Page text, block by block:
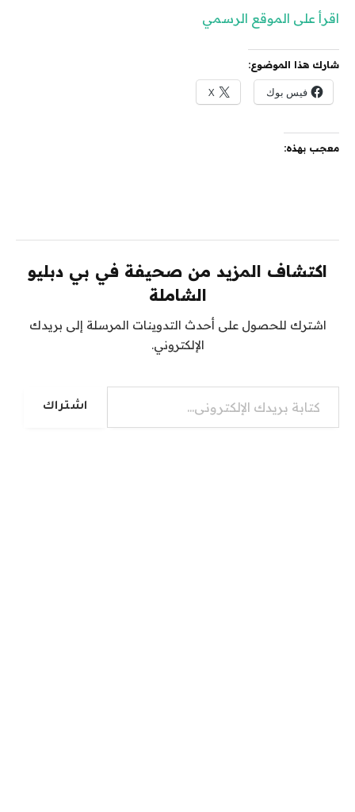
اقرأ على الموقع الرسمي
شارك هذا الموضوع:
فيس بوك X
معجب بهذه:
اكتشاف المزيد من صحيفة في بي دبليو
الشاملة
اشترك للحصول على أحدث التدوينات المرسلة إلى بريدك
الإلكتروني.
كتابة بريدك الإلكتروني...
اشتراك